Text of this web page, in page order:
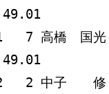
7 高橋　国
2 中子　　